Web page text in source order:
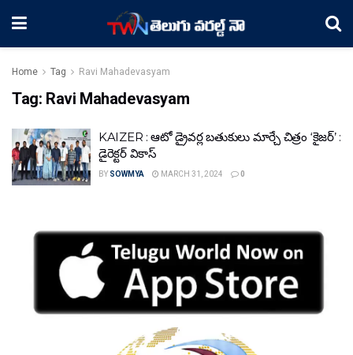
Home Tag Ravi Mahadevasyam
Tag: Ravi Mahadevasyam
KAIZER : ఆటో డ్రైవర్ల బతుకులు మార్చే చిత్రం ‘కైజర్’ :
డైరెక్టర్ వికాస్
BY SOWMYA MARCH 31, 2024 0